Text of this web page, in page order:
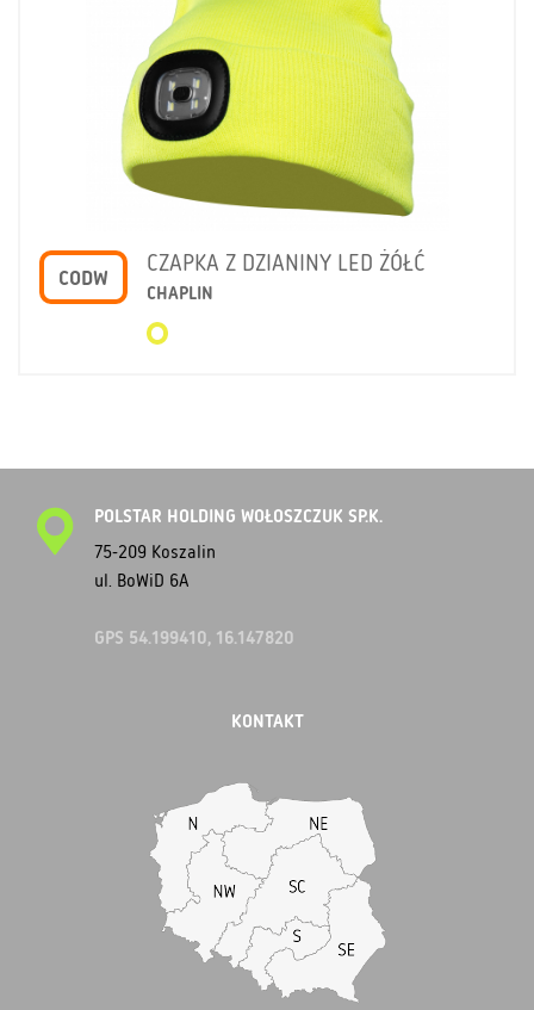
CODW
CZAPKA Z DZIANINY LED ŻÓŁĆ
CHAPLIN
POLSTAR HOLDING WOŁOSZCZUK SP.K.
75-209 Koszalin
ul. BoWiD 6A
GPS 54.199410, 16.147820
KONTAKT